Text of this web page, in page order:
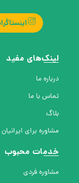
لینک‌های مفید
درباره ما
تماس با ما
بلاگ
مشاوره برای
خدمات محبوب
مشاوره فردی